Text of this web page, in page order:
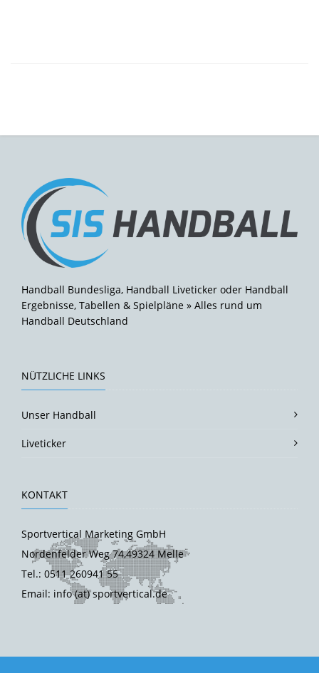
Handball Bundesliga, Handball Liveticker oder Handball
Ergebnisse, Tabellen & Spielpläne » Alles rund um
Handball Deutschland
NÜTZLICHE LINKS
Unser Handball
Liveticker
KONTAKT
Sportvertical Marketing GmbH
Nordenfelder Weg 74,49324 Melle
Tel.: 0511 260941 55
Email: info (at) sportvertical.de